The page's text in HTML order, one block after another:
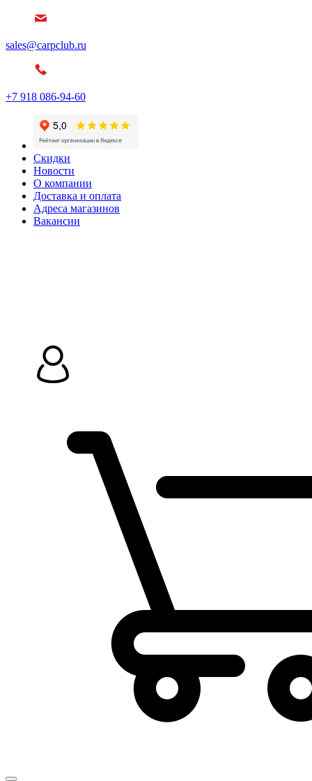
sales@carpclub.ru
+7 918 086-94-60
Скидки
Новости
О компании
Доставка и оплата
Адреса магазинов
Вакансии